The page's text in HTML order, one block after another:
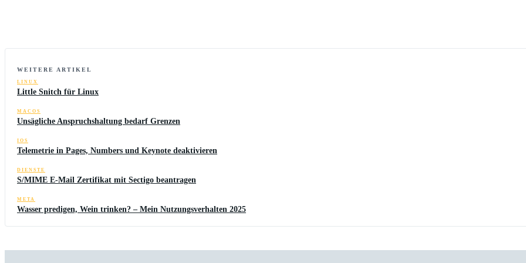
WEITERE ARTIKEL
LINUX
Little Snitch für Linux
MACOS
Unsägliche Anspruchshaltung bedarf Grenzen
IOS
Telemetrie in Pages, Numbers und Keynote deaktivieren
DIENSTE
S/MIME E-Mail Zertifikat mit Sectigo beantragen
META
Wasser predigen, Wein trinken? – Mein Nutzungsverhalten 2025